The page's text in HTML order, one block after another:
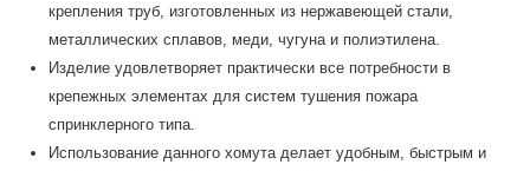
крепления труб, изготовленных из нержавеющей стали,
металлических сплавов, меди, чугуна и полиэтилена.
Изделие удовлетворяет практически все потребности в
крепежных элементах для систем тушения пожара
спринклерного типа.
Использование данного хомута делает удобным, быстрым и